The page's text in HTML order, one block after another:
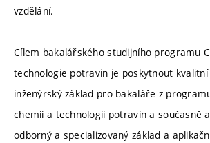
vzdělání.
Cílem bakalářského studijního programu
technologie potravin je poskytnout kvalitní
inženýrský základ pro bakaláře z
chemii a technologii potravin a současně
odborný a specializovaný základ a